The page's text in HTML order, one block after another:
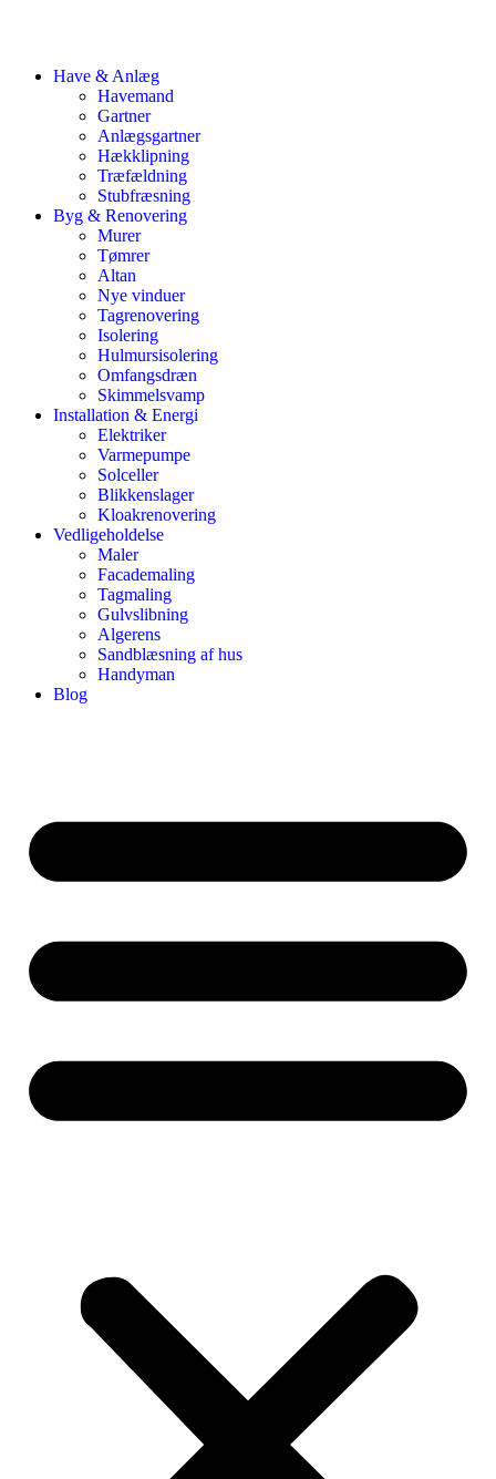
Have & Anlæg
Havemand
Gartner
Anlægsgartner
Hækklipning
Træfældning
Stubfræsning
Byg & Renovering
Murer
Tømrer
Altan
Nye vinduer
Tagrenovering
Isolering
Hulmursisolering
Omfangsdræn
Skimmelsvamp
Installation & Energi
Elektriker
Varmepumpe
Solceller
Blikkenslager
Kloakrenovering
Vedligeholdelse
Maler
Facademaling
Tagmaling
Gulvslibning
Algerens
Sandblæsning af hus
Handyman
Blog